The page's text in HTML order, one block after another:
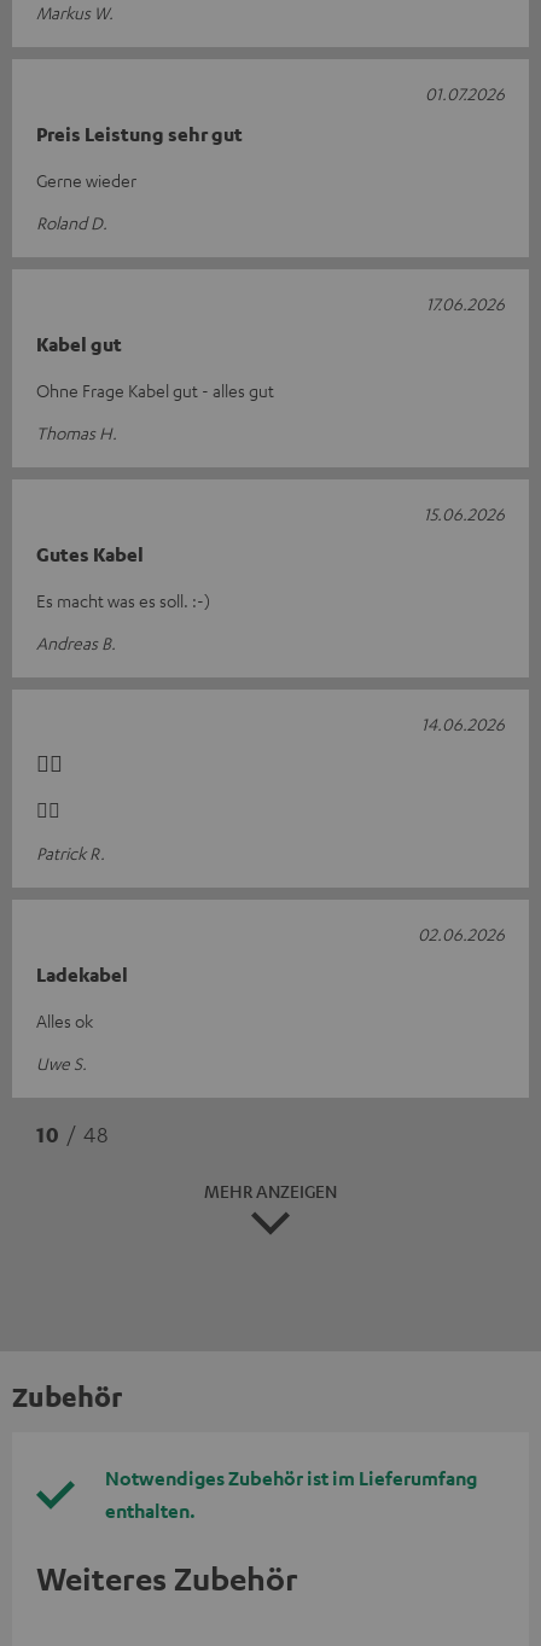
Markus W.
Preis Leistung sehr gut
Gerne wieder
Roland D.
01.07.2026
Kabel gut
Ohne Frage Kabel gut - alles gut
Thomas H.
17.06.2026
Gutes Kabel
Es macht was es soll. :-)
Andreas B.
15.06.2026
👍🏻
👍🏻
Patrick R.
14.06.2026
Ladekabel
Alles ok
Uwe S.
02.06.2026
10 / 48
MEHR ANZEIGEN
Zubehör
Notwendiges Zubehör ist im Lieferumfang
enthalten.
Weiteres Zubehör